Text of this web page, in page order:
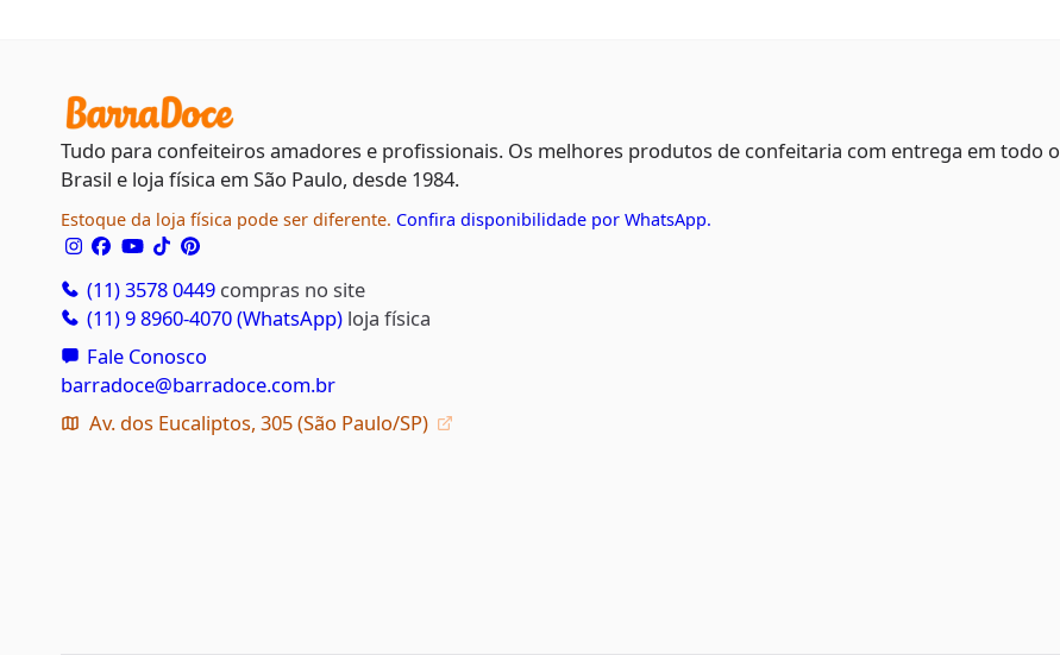
Tudo para confeiteiros amadores e profissionais. Os melhores produtos de confeitaria com entrega em todo o
Brasil e loja física em São Paulo, desde 1984.
Estoque da loja física pode ser diferente. Confira disponibilidade por WhatsApp.
(11) 3578 0449 compras no site
(11) 9 8960-4070 (WhatsApp) loja física
Fale Conosco
barradoce@barradoce.com.br
Av. dos Eucaliptos, 305 (São Paulo/SP)